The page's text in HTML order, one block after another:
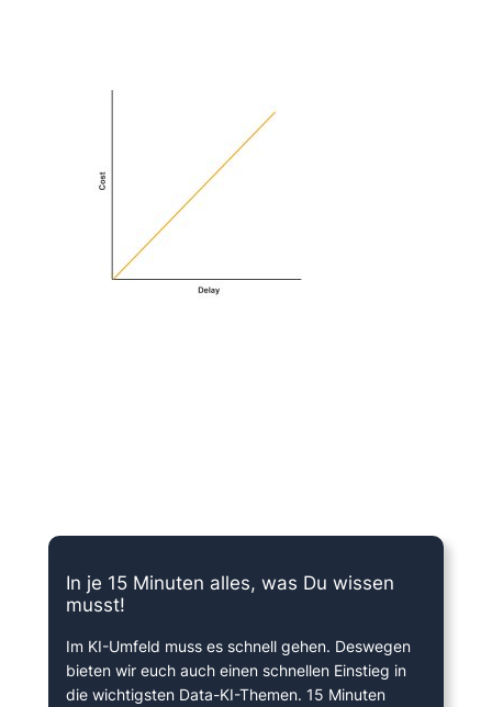
In je 15 Minuten alles, was Du wissen
musst!
Im KI-Umfeld muss es schnell gehen. Deswegen
bieten wir euch auch einen schnellen Einstieg in
die wichtigsten Data-KI-Themen. 15 Minuten